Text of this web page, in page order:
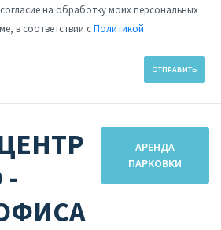
на обработку моих персональных
в соответствии сПолитикой
ОТПРАВИТЬ
-
АРЕНДА
ПАРКОВКИ